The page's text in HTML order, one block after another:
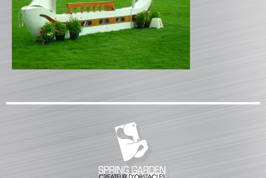
BARRES
Barre hors coeur
Barre carrée
Barre octogonale
FICHES ET RAILS